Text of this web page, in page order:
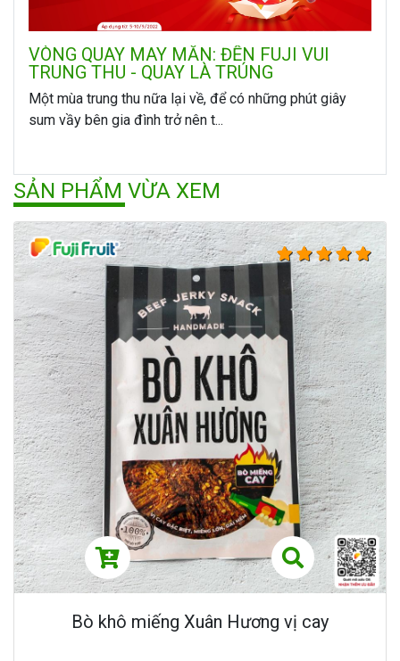
VÒNG QUAY MAY MẮN: ĐẾN FUJI VUI
TRUNG THU - QUAY LÀ TRÚNG
Một mùa trung thu nữa lại về, để có những phút giây
sum vầy bên gia đình trở nên t...
SẢN PHẨM VỪA XEM
Bò khô miếng Xuân Hương vị cay